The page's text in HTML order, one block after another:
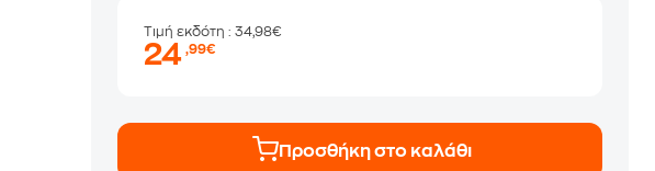
Τιμή εκδότη: 34,98€
24,99€
Προσθήκη στο καλάθι